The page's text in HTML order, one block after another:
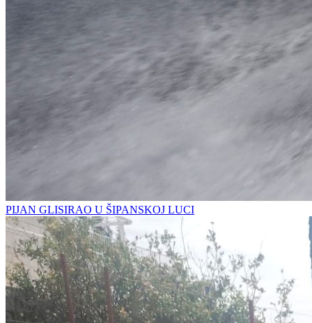
PIJAN GLISIRAO U ŠIPANSKOJ LUCI